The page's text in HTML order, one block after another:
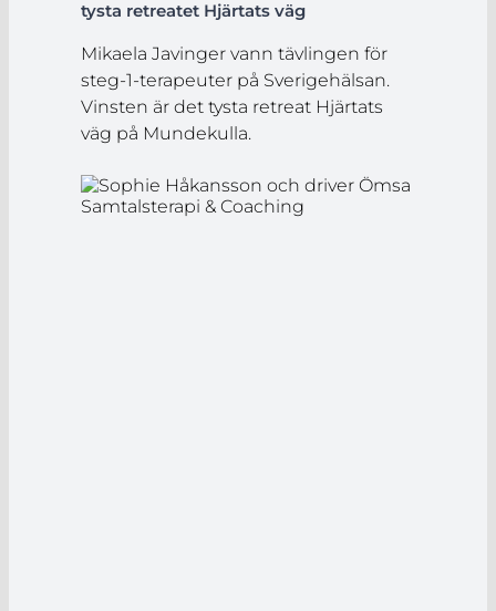
tysta retreatet Hjärtats väg
Mikaela Javinger vann tävlingen för
steg-1-terapeuter på Sverigehälsan.
Vinsten är det tysta retreat Hjärtats
väg på Mundekulla.